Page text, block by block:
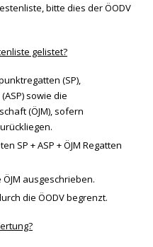
bitte dies der ÖODV
gelistet?
(SP),
sowie die
(ÖJM), sofern
SP + ASP + ÖJM Regatten
ÖJM ausgeschrieben.
die ÖODV begrenzt.